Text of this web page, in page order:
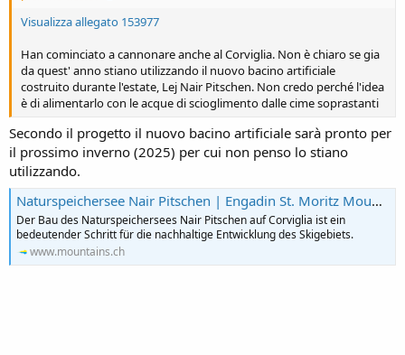
Visualizza allegato 153977
Han cominciato a cannonare anche al Corviglia. Non è chiaro se gia
da quest' anno stiano utilizzando il nuovo bacino artificiale
costruito durante l'estate, Lej Nair Pitschen. Non credo perché l'idea
è di alimentarlo con le acque di scioglimento dalle cime soprastanti
Secondo il progetto il nuovo bacino artificiale sarà pronto per
il prossimo inverno (2025) per cui non penso lo stiano
utilizzando.
Naturspeichersee Nair Pitschen | Engadin St. Moritz Mountains
Der Bau des Naturspeichersees Nair Pitschen auf Corviglia ist ein
bedeutender Schritt für die nachhaltige Entwicklung des Skigebiets.
www.mountains.ch